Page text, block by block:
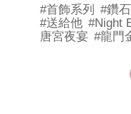
#首飾系列 #鑽石
#送給他 #Night
唐宮夜宴 #龍門